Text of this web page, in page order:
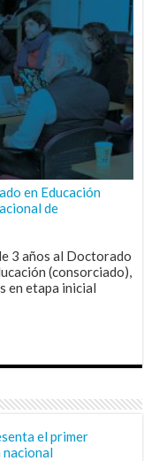
en Educación
de
3 años al Doctorado
(consorciado),
en etapa inicial
el primer
nacional